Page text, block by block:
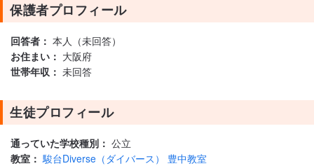
保護者プロフィール
回答者： 本人（未回答）
お住まい： 大阪府
世帯年収： 未回答
生徒プロフィール
通っていた学校種別： 公立
教室： 駿台Diverse（ダイバース） 豊中教室